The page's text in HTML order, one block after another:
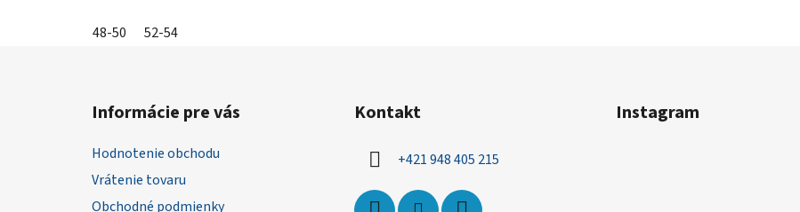
48-50 52-54
Informácie pre vás
Hodnotenie obchodu
Vrátenie tovaru
Obchodné podmienky
Kontakt
+421 948 405 215
Instagram